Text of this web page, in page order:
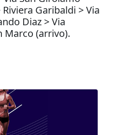
Garibaldi > Via
Diaz > Via
Marco (arrivo).